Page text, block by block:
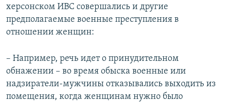
херсонском ИВС совершались и другие
предполагаемые военные преступления в
отношении женщин:
– Например, речь идет о принудительном
обнажении – во время обыска военные или
надзиратели-мужчины отказывались выходить из
помещения, когда женщинам нужно было